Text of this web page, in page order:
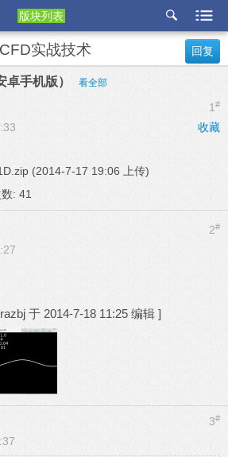
版块列表
etu
p
回复
CFD实战技术
手机版） 看全部
1 #
收藏
(2014-7-17 19:06 上传)
: 41
2#
于 2014-7-18 11:25 编辑 ]
3#